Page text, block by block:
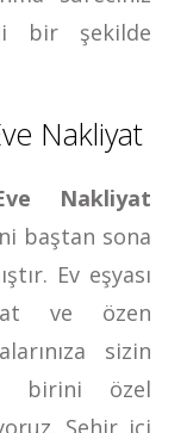
bir şekilde
Nakliyat
Nakliyat
baştan sona
Ev eşyası
ve özen
sizin
birini özel
Şehir içi